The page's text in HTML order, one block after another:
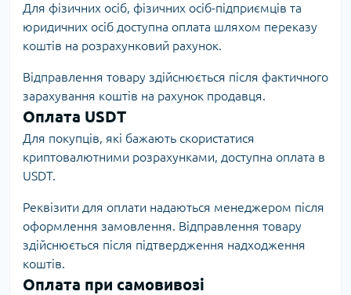
Для фізичних осіб, фізичних осіб-підприємців та
юридичних осіб доступна оплата шляхом переказу
коштів на розрахунковий рахунок.
Відправлення товару здійснюється після фактичного
зарахування коштів на рахунок продавця.
Оплата USDT
Для покупців, які бажають скористатися
криптовалютними розрахунками, доступна оплата в
USDT.
Реквізити для оплати надаються менеджером після
оформлення замовлення. Відправлення товару
здійснюється після підтвердження надходження
коштів.
Оплата при самовивозі